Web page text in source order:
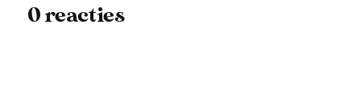
0 reacties